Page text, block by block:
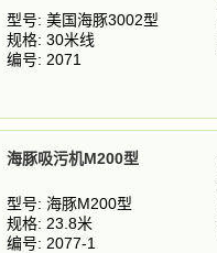
型号: 美国海豚3002型
规格: 30米线
编号: 2071
海豚吸污机M200型
型号: 海豚M200型
规格: 23.8米
编号: 2077-1